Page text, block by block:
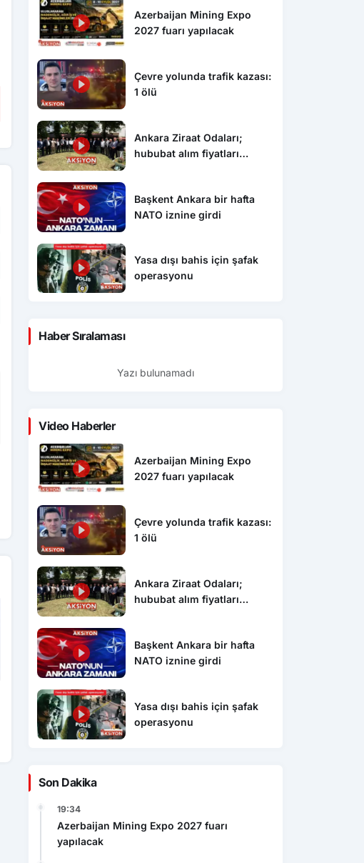
Yasa dışı bahis için şafak
operasyonu
Ekonomi
Caspian Mining Expo 2027 de
Azerbaijan Mining Expo
2027 fuarı yapılacak
Çevre yolunda trafik kazası:
1 ölü
Ankara Ziraat Odaları;
hububat alım fiyatları
Başkent Ankara bir hafta
NATO iznine girdi
Yasa dışı bahis için şafak
operasyonu
Haber Sıralaması
Yazı bulunamadı
Video Haberler
Azerbaijan Mining Expo
2027 fuarı yapılacak
Çevre yolunda trafik kazası:
1 ölü
Ankara Ziraat Odaları;
hububat alım fiyatları
Başkent Ankara bir hafta
NATO iznine girdi
Yasa dışı bahis için şafak
operasyonu
Son Dakika
19:34
Azerbaijan Mining Expo 2027 fuarı
yapılacak